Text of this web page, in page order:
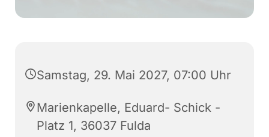
Samstag, 29. Mai 2027, 07:00 Uhr
Marienkapelle, Eduard- Schick -
Platz 1, 36037 Fulda